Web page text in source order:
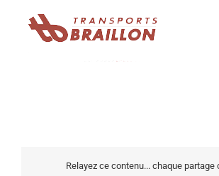
Relayez ce contenu... chaque partage